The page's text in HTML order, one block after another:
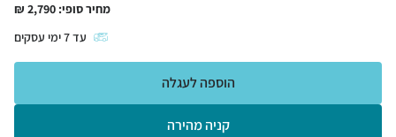
מחיר סופי: 2,790
₪
עד7ימי עסקים
קניה מהירה
הוספה לעגלה